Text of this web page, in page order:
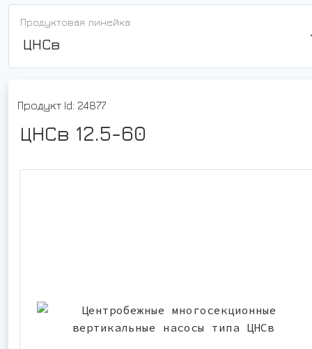
Продуктовая линейка:
ЦНСв
Продукт Id: 24877
ЦНСв 12.5-60